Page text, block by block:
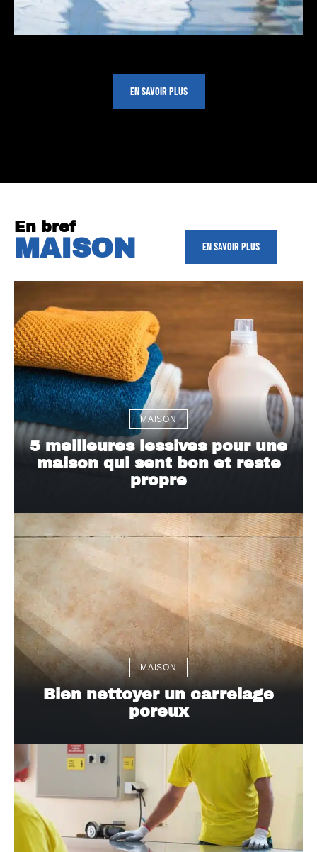
EN SAVOIR PLUS
En bref
MAISON EN SAVOIR PLUS
MAISON
5 meilleures lessives pour une
maison qui sent bon et reste
propre
MAISON
Bien nettoyer un carrelage
poreux